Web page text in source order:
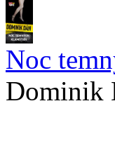
Noc
Dominik